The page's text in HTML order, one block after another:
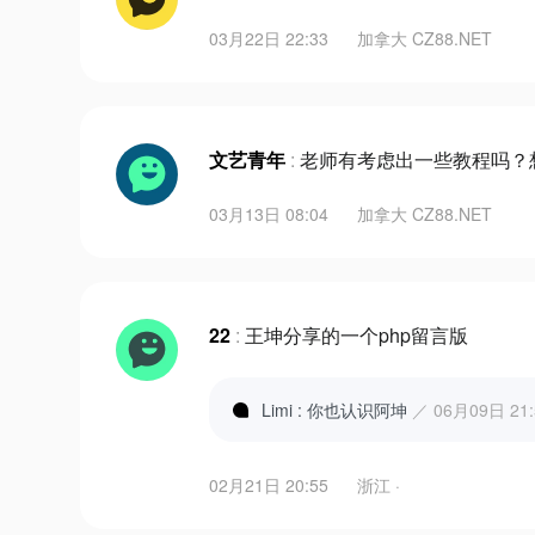
03月22日 22:33 加拿大 CZ88.NET
文艺青年 : 老师有考虑出一些教程吗？
03月13日 08:04 加拿大 CZ88.NET
22 : 王坤分享的一个php留言版
Limi : 你也认识阿坤 ／ 06月09日
02月21日 20:55 浙江 ·